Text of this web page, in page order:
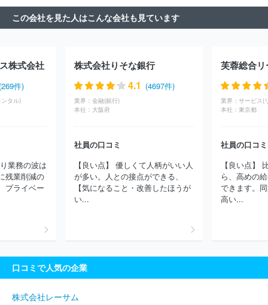
中央労働金庫
横浜信用金庫 農林中央金庫
東京むさし農業協
同組合
朝日信用金庫 芝信用金庫
株式会社商工組合中央金庫
全国信用協同組合連合会
城北信用金庫
市原市農業協同組合
合
福岡市東部農業協同組合 徳島県信用農業協同組合連合会
紀
北信用金庫
大阪府信用農業協同組合連合会（JAバンク大阪信連）
伊勢農業協同組合
愛知県信用農業協同組合連合会
業協同組合連合会
木曽農業協同組合
みなみ信州農業協同組合
愛知東農業協同組合
鹿児島信用金庫
かながわ西湘農業協同組
用農業協同組合連合会
ほか(678件)
この会社を見た人はこんな会社も見ています
株式会社
件)
タル)
業務の波は
残業削減の
プライベー
株式会社りそな銀行
4.1 (4697件)
業界： 金融(銀行)
本社： 大阪府
社員の口コミ
【良い点】 優しくて人柄がいい人
が多い。人との接点ができる、
【気になること・改善したほうが
い...
芙蓉総合
業界： サービス(
本社： 東京都
社員の口コミ
【良い点】
ら、高めの
できます。
高い...
口コミで人気の企業
株式会社レーサム